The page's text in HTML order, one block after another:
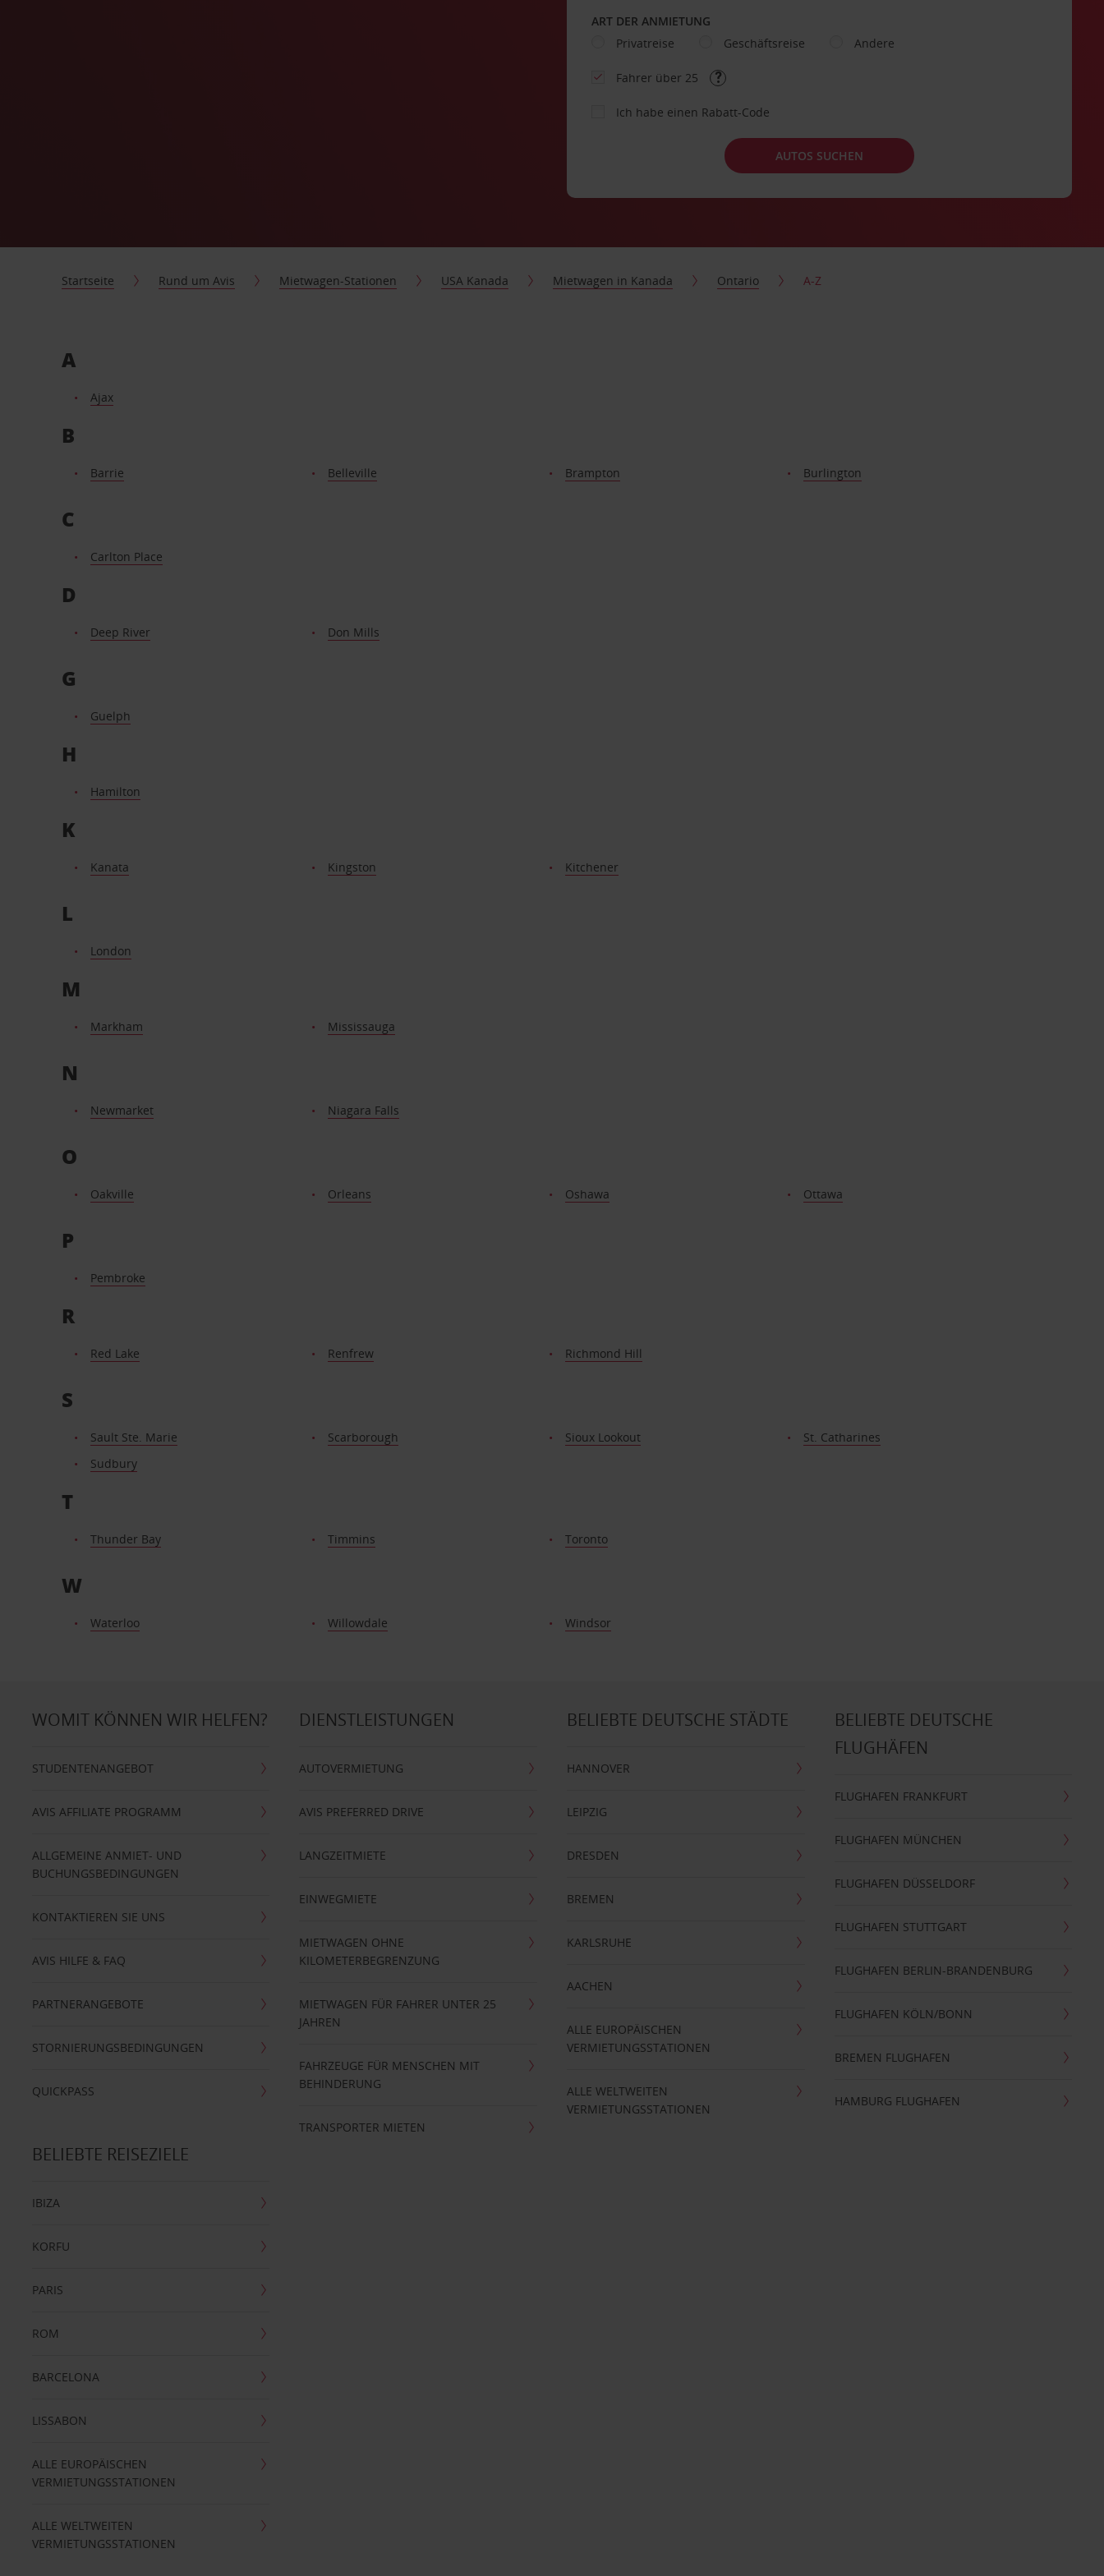
ART DER ANMIETUNG
Privatreise
Geschäftsreise Andere
Fahrer über 25
Ich habe einen Rabatt-Code
AUTOS SUCHEN
Startseite Rund um Avis Mietwagen-Stationen USA Kanada Mietwagen in Kanada Ontario A-Z
A
Ajax
B
Barrie Belleville Brampton Burlington
C
Carlton Place
D
Deep River Don Mills
G
Guelph
H
Hamilton
K
Kanata Kingston Kitchener
L
London
M
Markham Mississauga
N
Newmarket Niagara Falls
O
Oakville Orleans Oshawa Ottawa
P
Pembroke
R
Red Lake Renfrew Richmond Hill
S
Sault Ste. Marie Scarborough Sioux Lookout
St. Catharines
Sudbury
T
Thunder Bay Timmins Toronto
W
Waterloo Willowdale Windsor
WOMIT KÖNNEN WIR HELFEN?
STUDENTENANGEBOT
AVIS AFFILIATE PROGRAMM
ALLGEMEINE ANMIET- UND
BUCHUNGSBEDINGUNGEN
KONTAKTIEREN SIE UNS
AVIS HILFE & FAQ
PARTNERANGEBOTE
STORNIERUNGSBEDINGUNGEN
QUICKPASS
DIENSTLEISTUNGEN
AUTOVERMIETUNG
AVIS PREFERRED DRIVE
LANGZEITMIETE
EINWEGMIETE
MIETWAGEN OHNE
KILOMETERBEGRENZUNG
MIETWAGEN FÜR FAHRER UNTER 25
JAHREN
FAHRZEUGE FÜR MENSCHEN MIT
BEHINDERUNG
TRANSPORTER MIETEN
BELIEBTE DEUTSCHE STÄDTE
HANNOVER
LEIPZIG
DRESDEN
BREMEN
KARLSRUHE
AACHEN
ALLE EUROPÄISCHEN
VERMIETUNGSSTATIONEN
ALLE WELTWEITEN
VERMIETUNGSSTATIONEN
BELIEBTE DEUTSCHE
FLUGHÄFEN
FLUGHAFEN FRANKFURT
FLUGHAFEN MÜNCHEN
FLUGHAFEN DÜSSELDORF
FLUGHAFEN STUTTGART
FLUGHAFEN BERLIN-BRANDENBURG
FLUGHAFEN KÖLN/BONN
BREMEN FLUGHAFEN
HAMBURG FLUGHAFEN
BELIEBTE REISEZIELE
IBIZA
KORFU
PARIS
ROM
BARCELONA
LISSABON
ALLE EUROPÄISCHEN
VERMIETUNGSSTATIONEN
ALLE WELTWEITEN
VERMIETUNGSSTATIONEN